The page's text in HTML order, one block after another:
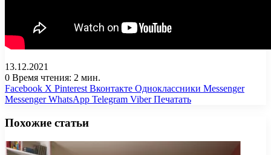
13.12.2021
0 Время чтения: 2 мин.
Facebook X Pinterest Вконтакте Одноклассники Messenger
Messenger WhatsApp Telegram Viber Печатать
Похожие статьи